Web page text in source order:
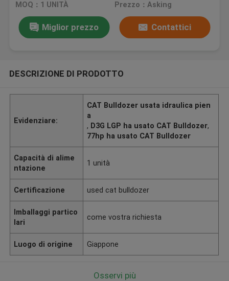
MOQ：1 UNITÀ Prezzo：Asking
Miglior prezzo Contattici
DESCRIZIONE DI PRODOTTO
Evidenziare:
CAT Bulldozer usata idraulica pien
a
, D3G LGP ha usato CAT Bulldozer,
77hp ha usato CAT Bulldozer
Capacità di alime
ntazione
1 unità
Certificazione used cat bulldozer
Imballaggi partico
lari
come vostra richiesta
Luogo di origine Giappone
Osservi più